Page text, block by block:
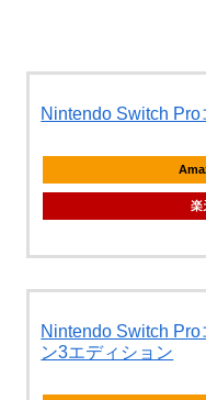
Nintendo Switch
楽
Nintendo Switch
ン3エディション